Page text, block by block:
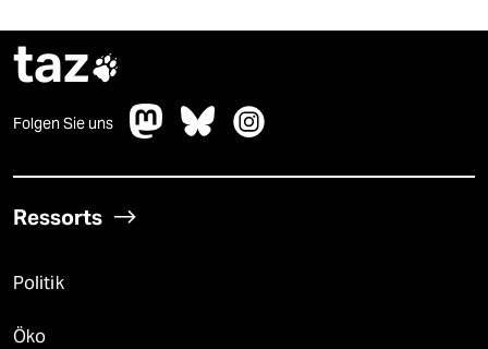
taz
Folgen Sie uns
Ressorts
Politik
Öko